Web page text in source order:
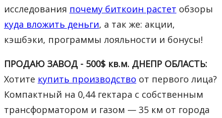
исследования почему биткоин растет обзоры
куда вложить деньги, а так же: акции,
кэшбэки, программы лояльности и бонусы!
ПРОДАЮ ЗАВОД - 500$ кв.м. ДНЕПР ОБЛАСТЬ:
Хотите купить производство от первого лица?
Компактный на 0,44 гектара с собственным
трансформатором и газом — 35 км от города